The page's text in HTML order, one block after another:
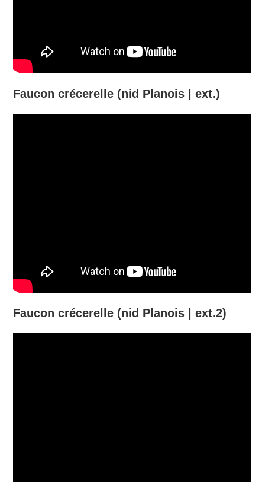
Faucon crécerelle (nid Planois | ext.)
Faucon crécerelle (nid Planois | ext.2)